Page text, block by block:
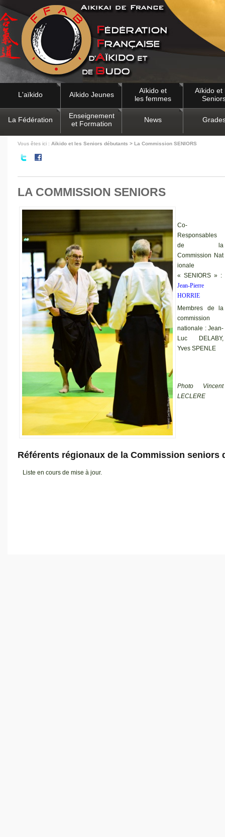
L'aïkido Aïkido Jeunes
Aïkido et
les femmes
Aïkido et
La Fédération
Enseignement
et Formation
News
Vous êtes ici : Aïkido et les Seniors débutants > La Commission SENIORS
LA COMMISSION SENIORS
Co-
Responsables
de la
Commission Nat
ionale
« SENIORS » :
Jean-Pierre
HORRIE
Membres de la
commission
nationale : Jean-
Luc DELABY,
Yves SPENLE
Photo Vincent
LECLERE
Référents régionaux de la Commission seniors
Liste en cours de mise à jour.